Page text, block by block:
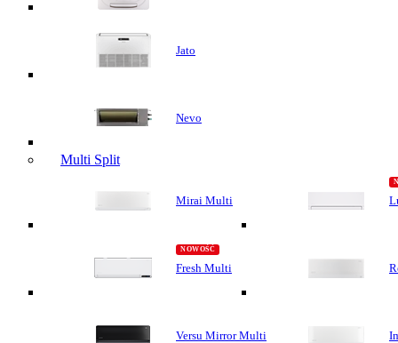
Jato
Nevo
Multi Split
Mirai Multi
Fresh Multi
Versu Mirror Multi